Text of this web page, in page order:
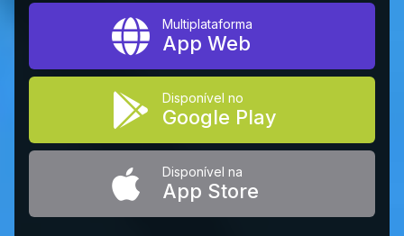
Multiplataforma
App Web
Disponível no
Google Play
Disponível na
App Store